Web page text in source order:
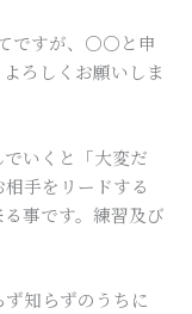
ですが、〇〇と申
ろしくお願いしま
いくと「大変だ
手をリードする
事です。練習及び
知らずのうちに